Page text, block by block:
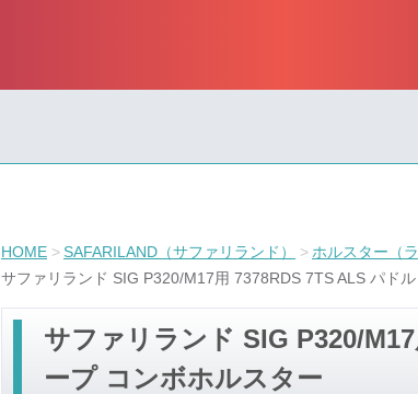
HOME SAFARILAND（サファリランド）
ホルスター（
サファリランド SIG P320/M17用 7378RDS 7TS ALS パド
サファリランド SIG P320/
ープ コンボホルスター